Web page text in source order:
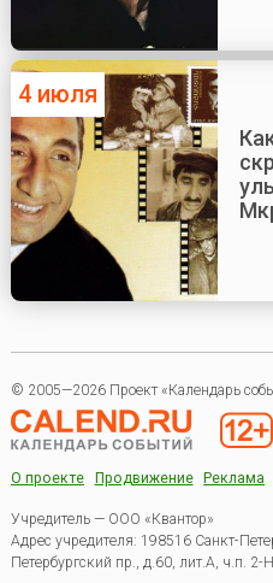
4 июля
© 2005—2026 Проект «Календарь
О проекте Продвижение Реклама
Учредитель — ООО «Квантор»
Адрес учредителя: 198516 Санкт-
Петербургский пр., д.60, лит.А, ч.п.